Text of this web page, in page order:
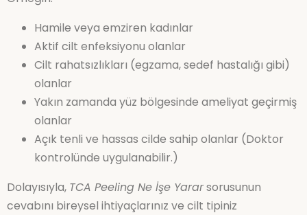
Hamile veya emziren kadınlar
Aktif cilt enfeksiyonu olanlar
Cilt rahatsızlıkları (egzama, sedef hastalığı gibi)
olanlar
Yakın zamanda yüz bölgesinde ameliyat geçirmiş
olanlar
Açık tenli ve hassas cilde sahip olanlar (Doktor
kontrolünde uygulanabilir.)
Dolayısıyla, TCA Peeling Ne İşe Yararsorusunun
cevabını bireysel ihtiyaçlarınız ve cilt tipiniz